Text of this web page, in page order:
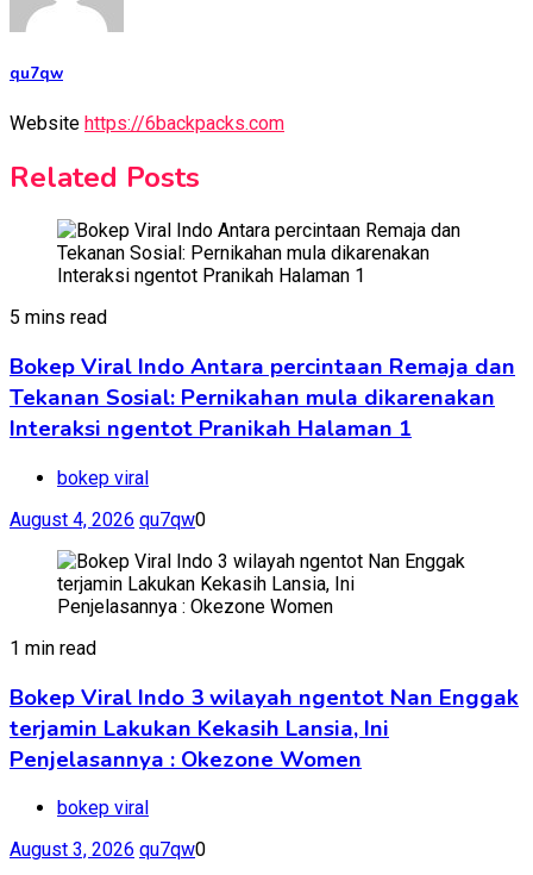
qu7qw
Website https://6backpacks.com
Related Posts
5 mins read
Bokep Viral Indo Antara percintaan Remaja dan
Tekanan Sosial: Pernikahan mula dikarenakan
Interaksi ngentot Pranikah Halaman 1
bokep viral
August 4, 2026 qu7qw0
1 min read
Bokep Viral Indo 3 wilayah ngentot Nan Enggak
terjamin Lakukan Kekasih Lansia, Ini
Penjelasannya : Okezone Women
bokep viral
August 3, 2026 qu7qw0